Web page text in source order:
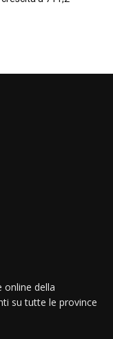
online della
su tutte le province